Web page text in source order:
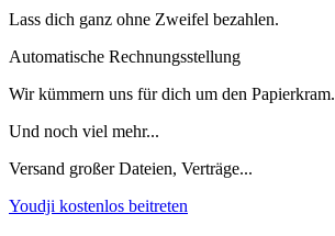
Lass dich ganz ohne Zweifel bezahlen.
Automatische Rechnungsstellung
Wir kümmern uns für dich um den Papierkram.
Und noch viel mehr...
Versand großer Dateien, Verträge...
Youdji kostenlos beitreten